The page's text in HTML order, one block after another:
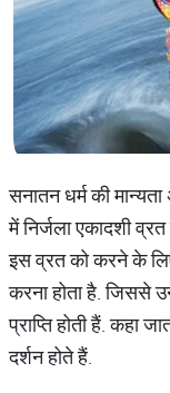
सनातन धर्म की
में निर्जला एकादशी
इस व्रत को करने के
करना होता है. जिससे
प्राप्ति होती हैं. कहा
दर्शन होते हैं.